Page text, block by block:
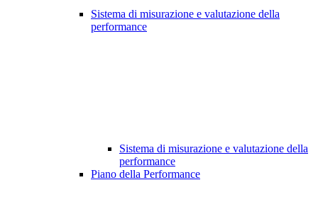
Sistema di misurazione e valutazione della
performance
Sistema di misurazione e valutazione della
performance
Piano della Performance